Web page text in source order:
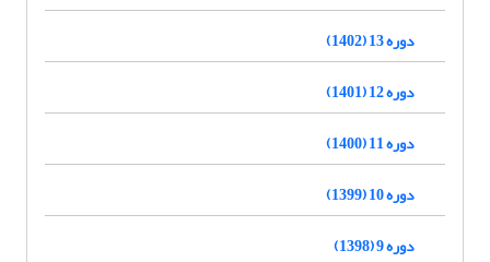
دوره 13 (1402)
دوره 12 (1401)
دوره 11 (1400)
دوره 10 (1399)
دوره 9 (1398)